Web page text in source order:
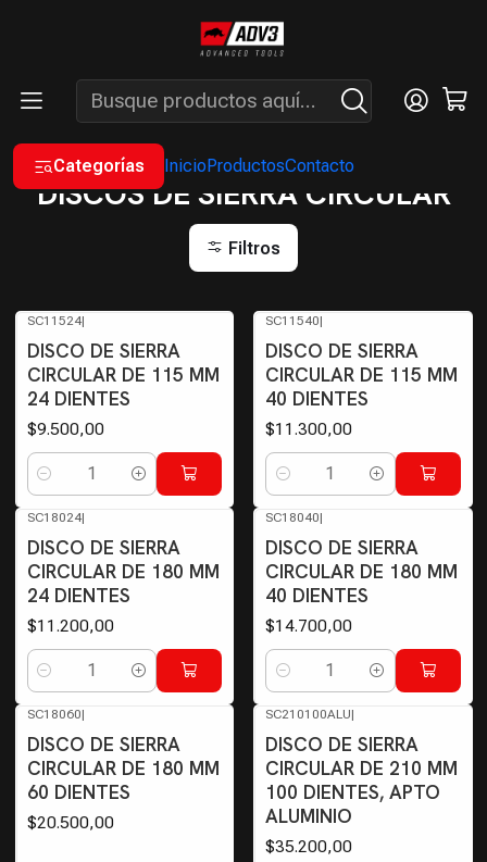
Categorías InicioProductosContacto
ENVÍOS GRATIS A PARTIR DE COMPRAS MAYORES A $200.000 -
ATENCIÓN: LUN. A VIÉ. DE 7 A 16 HS.
INSUMOS DISCOS DISCOS DE SIERRA CIRCULAR
DISCOS DE SIERRA CIRCULAR
Filtros
SC11524|
DISCO DE SIERRA
CIRCULAR DE 115 MM
24 DIENTES
$9.500,00
Cantidad
SC11540|
DISCO DE SIERRA
CIRCULAR DE 115 MM
40 DIENTES
$11.300,00
Cantidad
SC18024|
DISCO DE SIERRA
CIRCULAR DE 180 MM
24 DIENTES
$11.200,00
Cantidad
SC18040|
DISCO DE SIERRA
CIRCULAR DE 180 MM
40 DIENTES
$14.700,00
Cantidad
SC18060|
DISCO DE SIERRA
CIRCULAR DE 180 MM
60 DIENTES
$20.500,00
SC210100ALU|
DISCO DE SIERRA
CIRCULAR DE 210 MM
100 DIENTES, APTO
ALUMINIO
$35.200,00